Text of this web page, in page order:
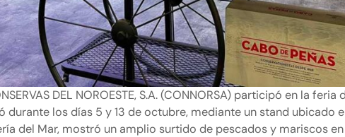
DEL NOROESTE, S.A. (CONNORSA) participó en la
durante los días 5 y 13 de octubre, mediante un stand ubicado
del Mar, mostró un amplio surtido de pescados y mariscos